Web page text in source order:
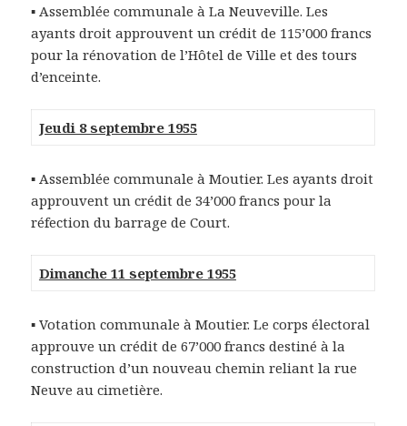
▪ Assemblée communale à La Neuveville. Les
ayants droit approuvent un crédit de 115’000 francs
pour la rénovation de l’Hôtel de Ville et des tours
d’enceinte.
Jeudi 8 septembre 1955
▪ Assemblée communale à Moutier. Les ayants droit
approuvent un crédit de 34’000 francs pour la
réfection du barrage de Court.
Dimanche 11 septembre 1955
▪ Votation communale à Moutier. Le corps électoral
approuve un crédit de 67’000 francs destiné à la
construction d’un nouveau chemin reliant la rue
Neuve au cimetière.